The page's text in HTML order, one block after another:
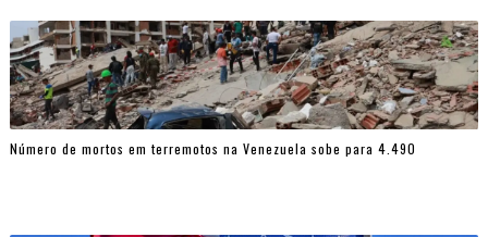
Número de mortos em terremotos na Venezuela sobe para 4.490